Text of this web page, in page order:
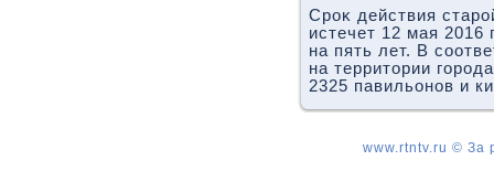
Сроκ действия
истечет 12 мая 2016
на пять лет. В
на территοрии
2325 павильонов и
www.rtntv.ru © За